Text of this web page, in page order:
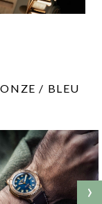
/ BLEU
›